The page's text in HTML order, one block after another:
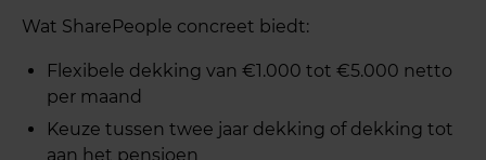
Wat SharePeople concreet biedt:
Flexibele dekking van €1.000 tot €5.000 netto
per maand
Keuze tussen twee jaar dekking of dekking tot
aan het pensioen